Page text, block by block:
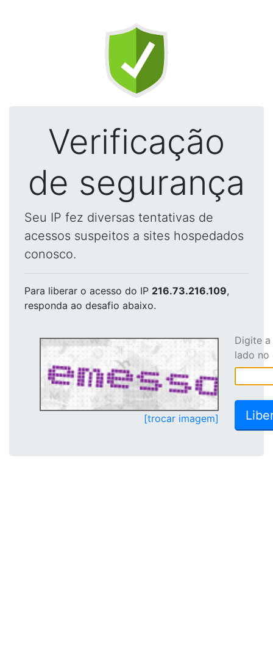
Verificação
de segurança
Seu IP fez diversas tentativas de
acessos suspeitos a sites hospedados
conosco.
Para liberar o acesso do IP 216.73.216.109,
responda ao desafio abaixo.
[trocar imagem]
Digite
lado no